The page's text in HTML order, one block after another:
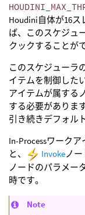
Houdini自体が16
ば、このスケジュ
クックすることが
このスケジューラ
イテムを制御した
アイテムが属する
する必要がありま
引き続きデフォル
In-Processワーク
と、
Invokeノー
ノードのパラメー
時です。
Note